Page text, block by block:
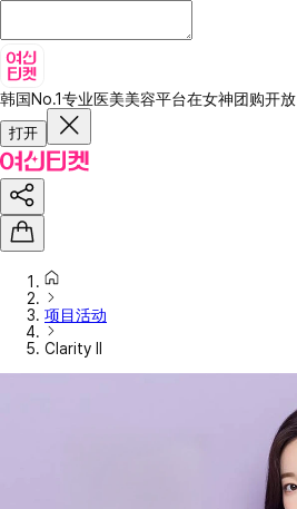
韩国No.1专业医美美容平台在女神团购开放
打开
项目活动
Clarity II